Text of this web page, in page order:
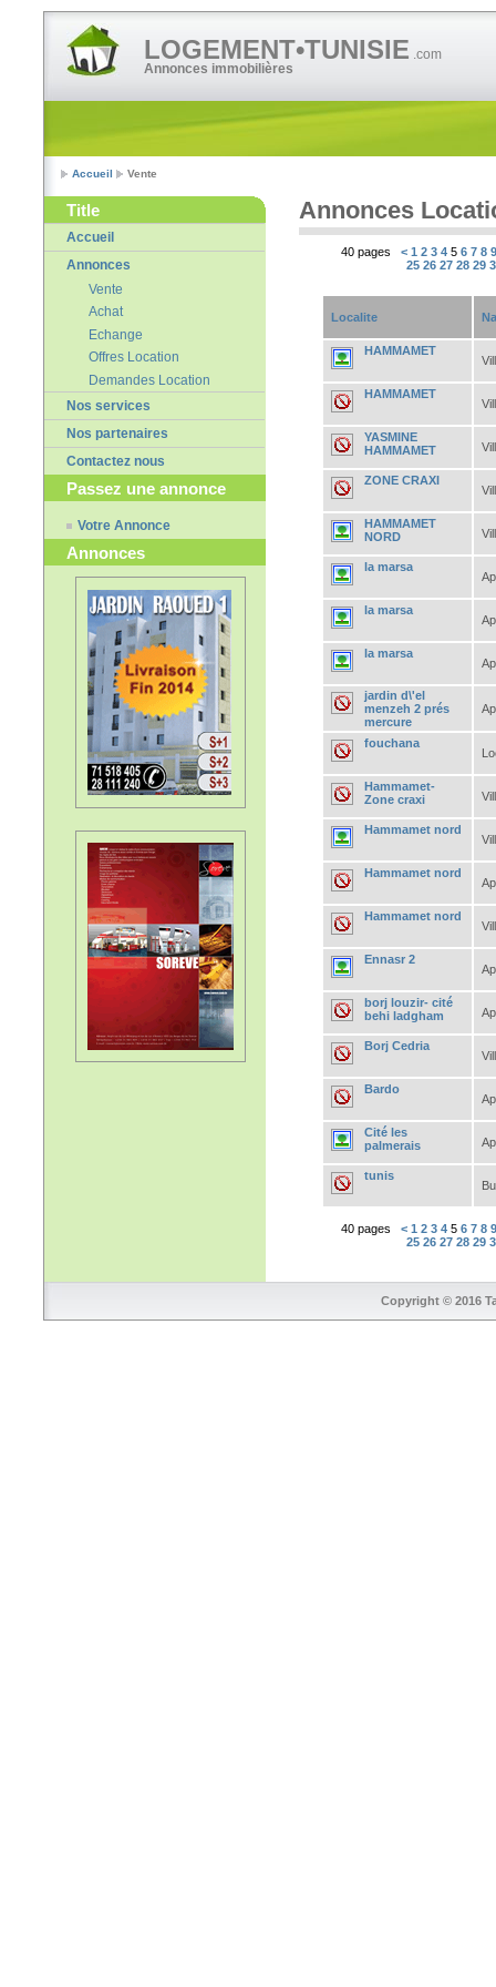
LOGEMENT•TUNISIE .com
Annonces immobilières
Accueil Vente
Title
Accueil
Annonces
Vente
Achat
Echange
Offres Location
Demandes Location
Nos services
Nos partenaires
Contactez nous
Passez une annonce
Votre Annonce
Annonces
Annonces
40 pages < 1 2 3 4 5 6 7 8
25 26 27 28 29
Localite
HAMMAMET
HAMMAMET
YASMINE
HAMMAMET
ZONE CRAXI
HAMMAMET
NORD
la marsa
la marsa
la marsa
jardin d\'el
menzeh 2 prés
mercure
fouchana
Hammamet-
Zone craxi
Hammamet nord
Hammamet nord
Hammamet nord
Ennasr 2
borj louzir- cité
behi ladgham
Borj Cedria
Bardo
Cité les
palmerais
tunis
40 pages < 1 2 3 4 5 6 7 8
25 26 27 28 29
Copyright © 2016